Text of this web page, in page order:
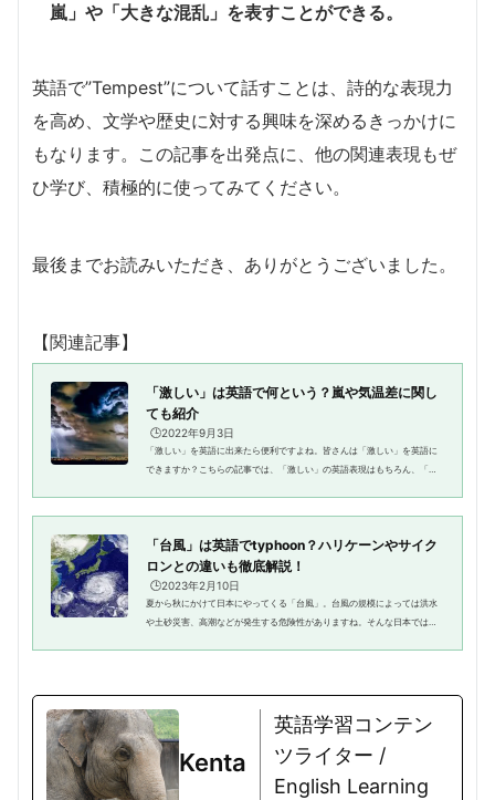
嵐」や「大きな混乱」を表すことができる。
英語で”Tempest”について話すことは、詩的な表現力
を高め、文学や歴史に対する興味を深めるきっかけに
もなります。この記事を出発点に、他の関連表現もぜ
ひ学び、積極的に使ってみてください。
最後までお読みいただき、ありがとうございました。
【関連記事】
「激しい」は英語で何という？嵐や気温差に関し
ても紹介
🕒️2022年9月3日
「激しい」を英語に出来たら便利ですよね。皆さんは「激しい」を英語に
できますか？こちらの記事では、「激しい」の英語表現はもちろん、「激
「台風」は英語でtyphoon？ハリケーンやサイク
ロンとの違いも徹底解説！
🕒️2023年2月10日
夏から秋にかけて日本にやってくる「台風」。台風の規模によっては洪水
や土砂災害、高潮などが発生する危険性がありますね。そんな日本ではお
Kenta
英語学習コンテン
ツライター /
English Learning